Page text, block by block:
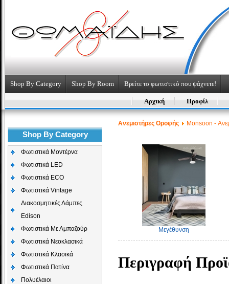
Shop By Category Shop By Room Βρείτε το φωτιστικό που ψάχνετε!
Αρχική Προφίλ
Shop By Category
Φωτιστικά Μοντέρνα
Φωτιστικά LED
Φωτιστικά ECO
Φωτιστικά Vintage
Διακοσμητικές Λάμπες
Edison
Φωτιστικά Με Αμπαζούρ
Φωτιστικά Νεοκλασικά
Φωτιστικά Κλασικά
Φωτιστικά Πατίνα
Πολυέλαιοι
Aνεμιστήρες Οροφής Monsoon -
Μεγέθυνση
Περιγραφή